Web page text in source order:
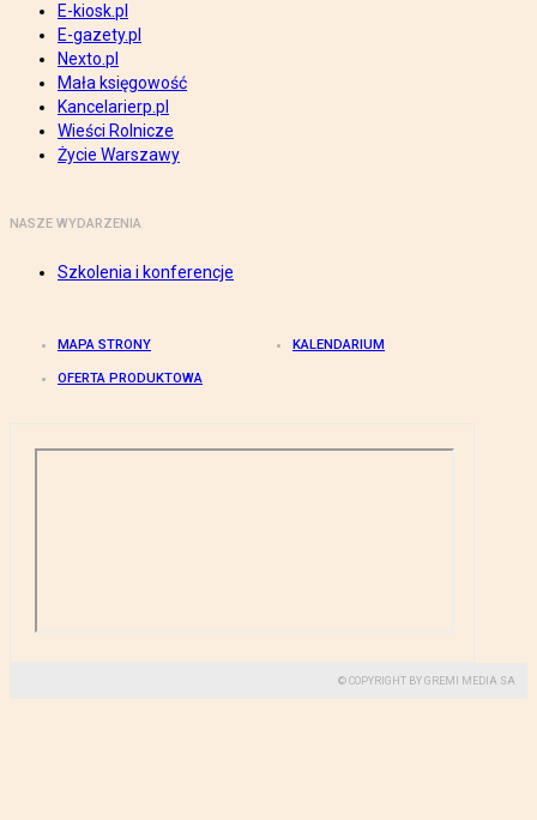
E-kiosk.pl
E-gazety.pl
Nexto.pl
Mała księgowość
Kancelarierp.pl
Wieści Rolnicze
Życie Warszawy
NASZE WYDARZENIA
Szkolenia i konferencje
MAPA STRONY KALENDARIUM
OFERTA PRODUKTOWA
© COPYRIGHT BY GREMI MEDIA SA